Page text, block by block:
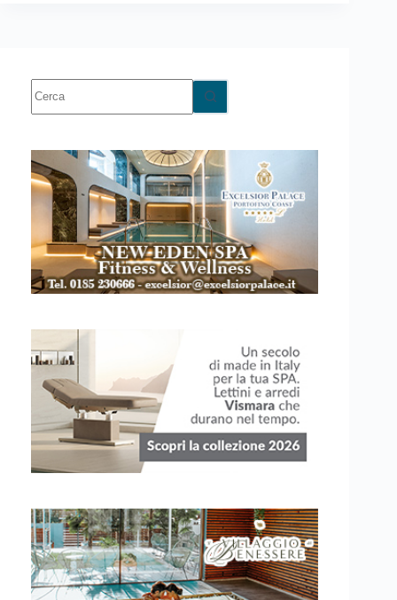
risultato